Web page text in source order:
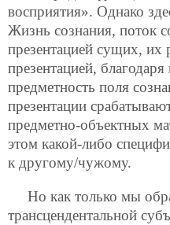
восприятия». Однако
Жизнь сознания, поток
презентацией сущих, их
презентацией,
предметность поля
презентации
предметно-объектных
этом какой-либо
к другому/чужому.
Но как только мы
трансцендентальной